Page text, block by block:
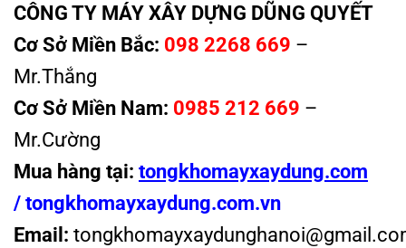
CÔNG TY MÁY XÂY DỰNG DŨNG QUYẾT
Cơ Sở Miền Bắc: 098 2268 669 –
Mr.Thắng
Cơ Sở Miền Nam: 0985 212 669 –
Mr.Cường
Mua hàng tại: tongkhomayxaydung.com
/tongkhomayxaydung.com.vn
Email: